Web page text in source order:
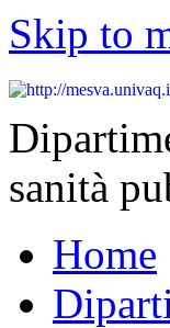
Skip to
sanità
Home